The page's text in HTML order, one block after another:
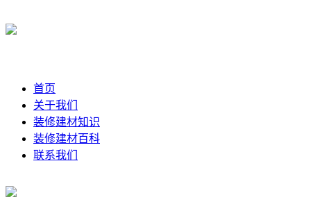
首页
关于我们
装修建材知识
装修建材百科
联系我们